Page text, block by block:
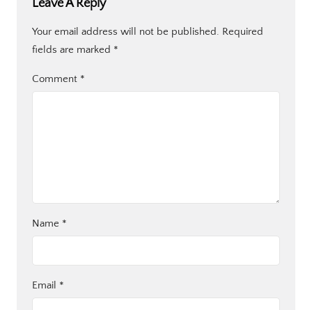
Leave A Reply
Your email address will not be published. Required
fields are marked *
Comment *
Name *
Email *